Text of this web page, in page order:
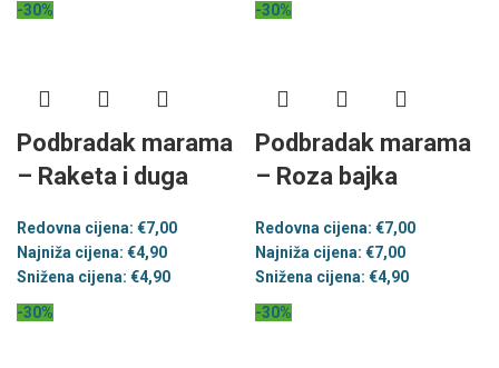
-30%
Podbradak marama
– Raketa i duga
Redovna cijena: €7,00
Najniža cijena: €4,90
Snižena cijena: €4,90
-30%
Podbradak marama
– Roza bajka
Redovna cijena: €7,00
Najniža cijena: €7,00
Snižena cijena: €4,90
-30%
-30%